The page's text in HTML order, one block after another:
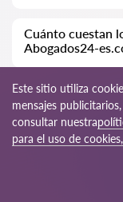
sin embargo, los
abogados son de
Cuánto cuestan
Abogados24-
El costo de la
especialistas
volumen de trabajo;
(en línea) varía de
discute de forma
©
Este sitio utiliza
mensajes
consultar nuestra
para el uso de